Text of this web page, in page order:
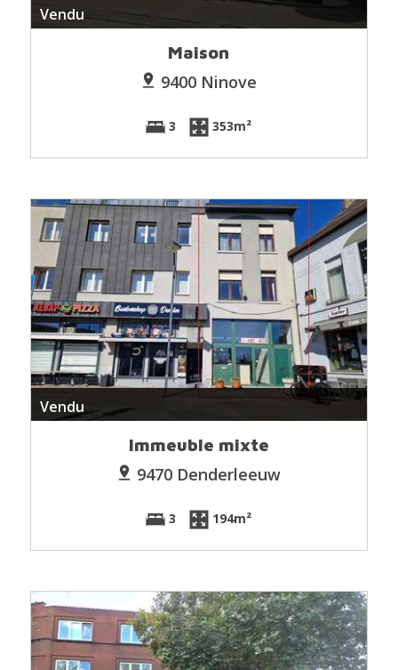
Vendu
Maison
9400 Ninove
3 353m²
Vendu
Immeuble mixte
9470 Denderleeuw
3 194m²